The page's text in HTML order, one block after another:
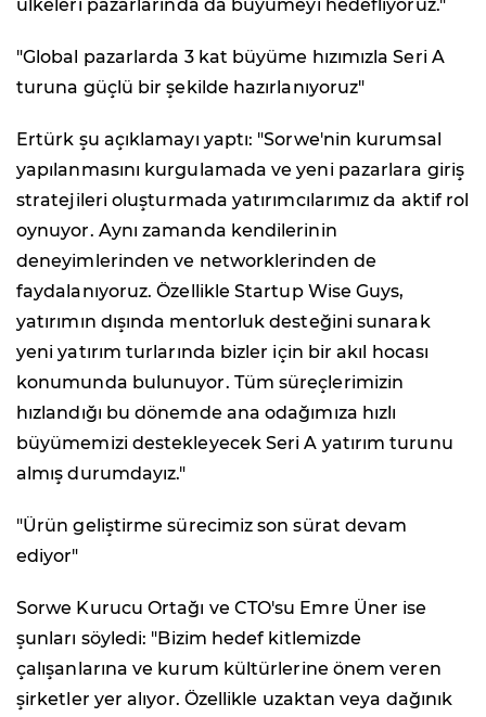
ülkeleri pazarlarında da büyümeyi hedefliyoruz."
"Global pazarlarda 3 kat büyüme hızımızla Seri A
turuna güçlü bir şekilde hazırlanıyoruz"
Ertürk şu açıklamayı yaptı: "Sorwe'nin kurumsal
yapılanmasını kurgulamada ve yeni pazarlara giriş
stratejileri oluşturmada yatırımcılarımız da aktif rol
oynuyor. Aynı zamanda kendilerinin
deneyimlerinden ve networklerinden de
faydalanıyoruz. Özellikle Startup Wise Guys,
yatırımın dışında mentorluk desteğini sunarak
yeni yatırım turlarında bizler için bir akıl hocası
konumunda bulunuyor. Tüm süreçlerimizin
hızlandığı bu dönemde ana odağımıza hızlı
büyümemizi destekleyecek Seri A yatırım turunu
almış durumdayız."
"Ürün geliştirme sürecimiz son sürat devam
ediyor"
Sorwe Kurucu Ortağı ve CTO'su Emre Üner ise
şunları söyledi: "Bizim hedef kitlemizde
çalışanlarına ve kurum kültürlerine önem veren
şirketler yer alıyor. Özellikle uzaktan veya dağınık